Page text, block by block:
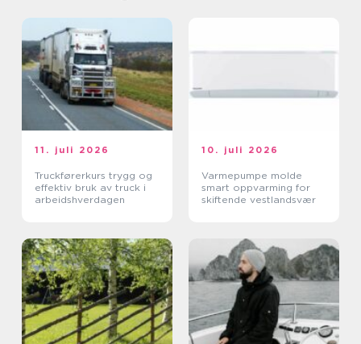
11. juli 2026
Truckførerkurs trygg og
effektiv bruk av truck i
arbeidshverdagen
10. juli 2026
Varmepumpe molde
smart oppvarming for
skiftende vestlandsvær